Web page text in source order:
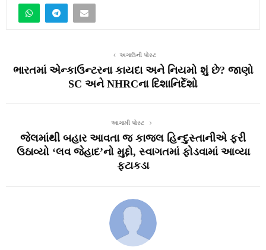
અગાઉની પોસ્ટ
ભારતમાં એન્કાઉન્ટરના કાયદા અને નિયમો શું છે? જાણો
SC અને NHRCના દિશાનિર્દેશો
આગામી પોસ્ટ
જેલમાંથી બહાર આવતા જ કાજલ હિન્દુસ્તાનીએ ફરી
ઉઠાવ્યો ‘લવ જેહાદ’નો મુદ્દો, સ્વાગતમાં ફોડવામાં આવ્યા
ફટાકડા